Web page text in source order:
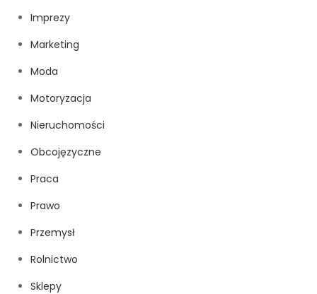
Imprezy
Marketing
Moda
Motoryzacja
Nieruchomości
Obcojęzyczne
Praca
Prawo
Przemysł
Rolnictwo
Sklepy